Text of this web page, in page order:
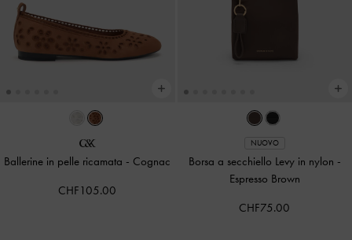
Ballerine in pelle ricamata - Cognac
CHF105.00
NUOVO
Borsa a secchiello Levy in nylon -
Espresso Brown
CHF75.00